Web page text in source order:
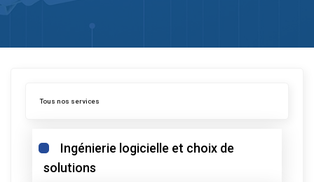
Tous nos services
Ingénierie logicielle et choix de
solutions